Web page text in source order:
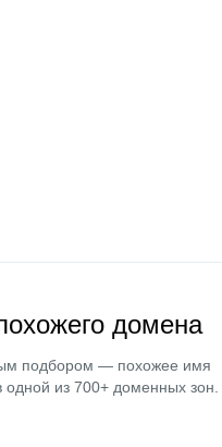
домена
подбором — похожее имя
из 700+ доменных зон.